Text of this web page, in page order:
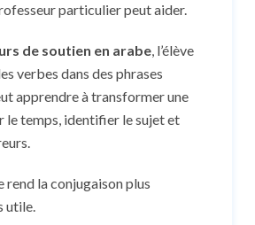
particulier peut aider.
de soutien en arabe, l’élève
verbes dans des phrases
apprendre à transformer une
le temps, identifier le sujet et
rend la conjugaison plus
utile.